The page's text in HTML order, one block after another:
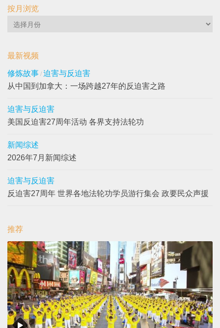
按月浏览
按
览
最新视频
修炼故事 / 迫害与反迫害
从中国到加拿大：一场跨越27年的反迫害之路
迫害与反迫害
美国反迫害27周年活动 各界支持法轮功
新闻综述
2026年7月新闻综述
迫害与反迫害
反迫害27周年 世界各地法轮功学员游行集会 政要民众声援
推荐